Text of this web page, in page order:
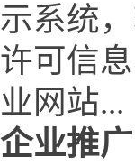
示系统
许可信
业网站...
企业推广